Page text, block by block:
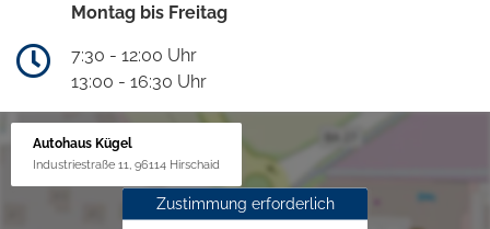
Montag bis Freitag
7:30 - 12:00 Uhr
13:00 - 16:30 Uhr
Autohaus Kügel
Industriestraße 11, 96114 Hirschaid
Zustimmung erforderlich